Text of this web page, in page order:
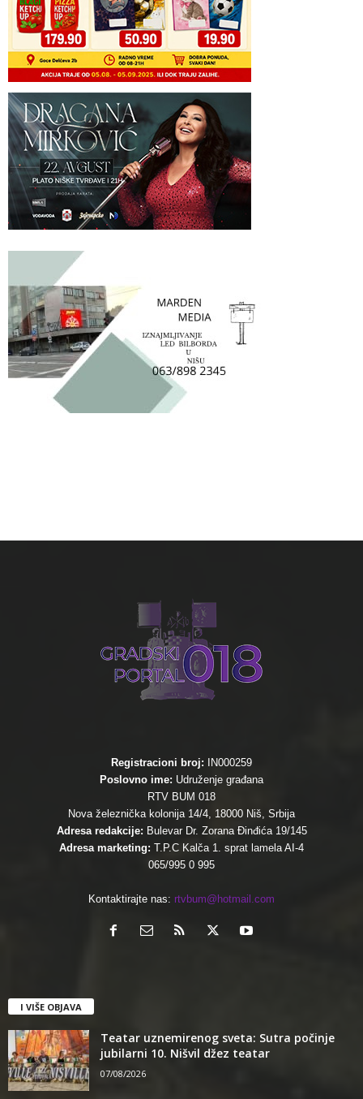
Registracioni broj:
IN000259
Poslovno ime: Udruženje građana
RTV BUM 018
Nova železnička kolonija 14/4, 18000 Niš, Srbija
Adresa redakcije: Bulevar Dr. Zorana Đinđića 19/145
Adresa marketing: T.P.C Kalča 1. sprat lamela AI-4
065/995 0 995
Kontaktirajte nas: rtvbum@hotmail.com
I VIŠE OBJAVA
Teatar uznemirenog sveta: Sutra počinje
jubilarni 10. Nišvil džez teatar
07/08/2026